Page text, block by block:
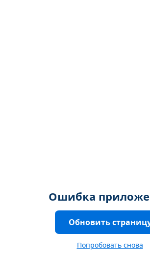
Ошибка
Обновить
Попробовать снова